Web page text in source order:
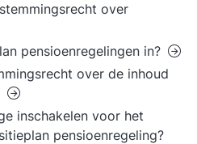
over
pensioenregelingen in?
over de inhoud
inschakelen voor het
pensioenregeling?